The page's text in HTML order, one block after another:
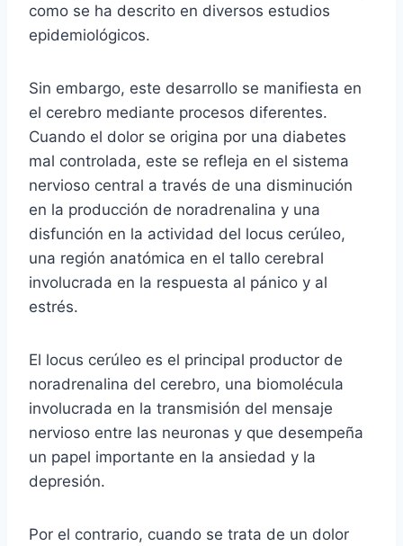
como se ha descrito en diversos estudios
epidemiológicos.
Sin embargo, este desarrollo se manifiesta en
el cerebro mediante procesos diferentes.
Cuando el dolor se origina por una diabetes
mal controlada, este se refleja en el sistema
nervioso central a través de una disminución
en la producción de noradrenalina y una
disfunción en la actividad del locus cerúleo,
una región anatómica en el tallo cerebral
involucrada en la respuesta al pánico y al
estrés.
El locus cerúleo es el principal productor de
noradrenalina del cerebro, una biomolécula
involucrada en la transmisión del mensaje
nervioso entre las neuronas y que desempeña
un papel importante en la ansiedad y la
depresión.
Por el contrario, cuando se trata de un dolor